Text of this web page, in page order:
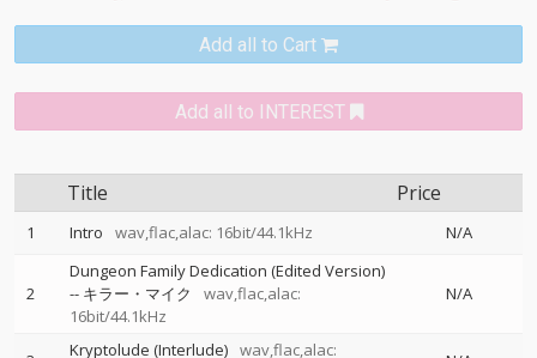
Add all to Cart
Add all to INTEREST
Title Price
1 Intro wav,flac,alac: 16bit/44.1kHz N/A
2
Dungeon Family Dedication (Edited Version)
-- キラー・マイク
wav,flac,alac:
16bit/44.1kHz
N/A
Kryptolude (Interlude) wav,flac,alac: